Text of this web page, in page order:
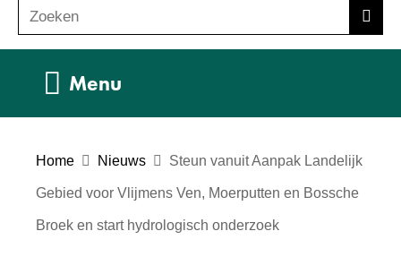
o
e
Zoeken
Menu
Home Nieuws Steun vanuit Aanpak Landelijk
Gebied voor Vlijmens Ven, Moerputten en Bossche
Broek en start hydrologisch onderzoek